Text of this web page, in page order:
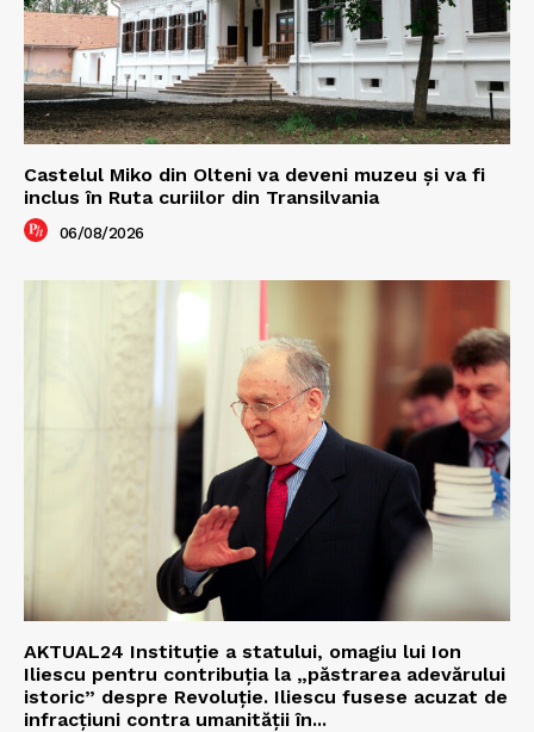
Castelul Miko din Olteni va deveni muzeu şi va fi
inclus în Ruta curiilor din Transilvania
06/08/2026
AKTUAL24 Instituție a statului, omagiu lui Ion
Iliescu pentru contribuția la „păstrarea adevărului
istoric” despre Revoluție. Iliescu fusese acuzat de
infracțiuni contra umanității în...